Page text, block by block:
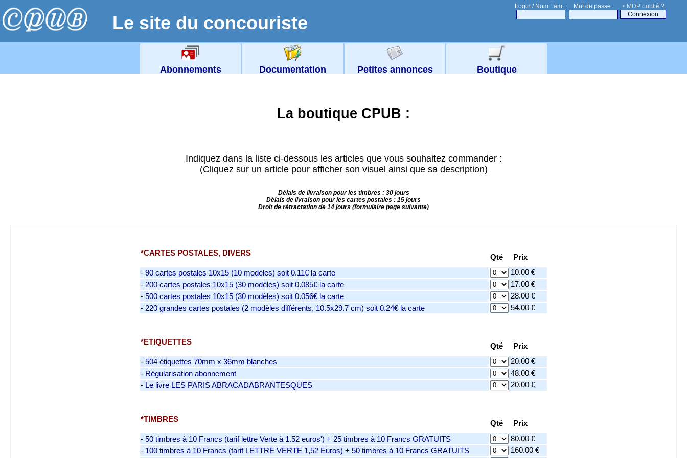
Login / Nom Fam. : Mot de passe : > MDP oublié ?
Le site du concouriste
Abonnements Documentation Petites annonces Boutique
La boutique CPUB :
Indiquez dans la liste ci-dessous les articles que vous souhaitez commander :
(Cliquez sur un article pour afficher son visuel ainsi que sa description)
Délais de livraison pour les timbres : 30 jours
Délais de livraison pour les cartes postales : 15 jours
Droit de rétractation de 14 jours (formulaire page suivante)
*CARTES POSTALES, DIVERS
Qté Prix
- 90 cartes postales 10x15 (10 modèles) soit 0.11€ la carte
10.00 €
- 200 cartes postales 10x15 (30 modèles) soit 0.085€ la carte
17.00 €
- 500 cartes postales 10x15 (30 modèles) soit 0.056€ la carte
28.00 €
- 220 grandes cartes postales (2 modèles différents, 10.5x29.7 cm) soit 0.24€ la carte 54.00 €
*ETIQUETTES
Qté Prix
- 504 étiquettes 70mm x 36mm blanches
20.00 €
- Régularisation abonnement
48.00 €
- Le livre LES PARIS ABRACADABRANTESQUES 20.00 €
*TIMBRES
Qté Prix
- 50 timbres à 10 Francs (tarif lettre Verte à 1.52 euros') + 25 timbres à 10 Francs GRATUITS
80.00 €
- 100 timbres à 10 Francs (tarif LETTRE VERTE 1,52 Euros) + 50 timbres à 10 Francs GRATUITS
160.00 €